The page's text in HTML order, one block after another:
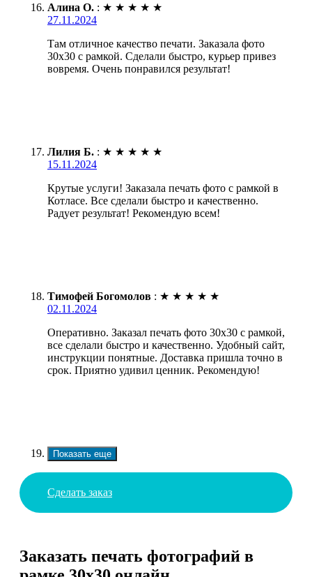
Алина О. : ★ ★ ★ ★ ★
27.11.2024
Там отличное качество печати. Заказала фото
30х30 с рамкой. Сделали быстро, курьер привез
вовремя. Очень понравился результат!
Лилия Б. : ★ ★ ★ ★ ★
15.11.2024
Крутые услуги! Заказала печать фото с рамкой в
Котласе. Все сделали быстро и качественно.
Радует результат! Рекомендую всем!
Тимофей Богомолов : ★ ★ ★ ★ ★
02.11.2024
Оперативно. Заказал печать фото 30х30 с рамкой,
все сделали быстро и качественно. Удобный сайт,
инструкции понятные. Доставка пришла точно в
срок. Приятно удивил ценник. Рекомендую!
Показать еще
Сделать заказ
Заказать печать фотографий в